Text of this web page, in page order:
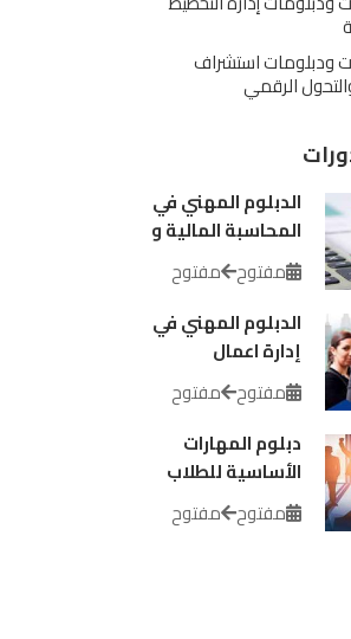
ودبلومات استشراف
الرقمي
الدبلوم المهني في
المحاسبة المالية و
الإدارية
مفتوح مفتوح
الدبلوم المهني في
إدارة اعمال
مفتوح مفتوح
دبلوم المهارات
الأساسية للطلاب
الجامعيين
مفتوح مفتوح